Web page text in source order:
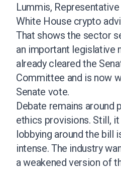
Lummis,
White House crypto
That shows the sector
an important legislative
already cleared the
Committee and is now
Senate vote.
Debate remains around
ethics provisions. Still,
lobbying around the bill
intense. The industry
a weakened version of